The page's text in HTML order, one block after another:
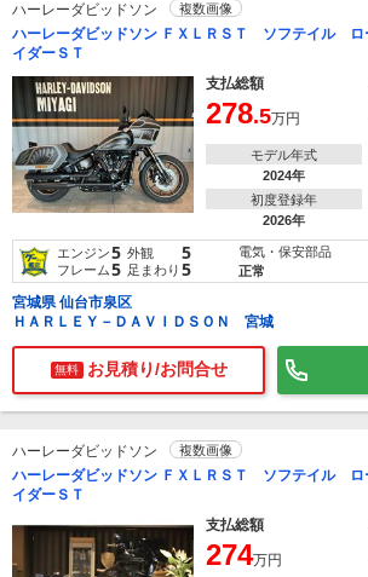
ハーレーダビッドソン 複数画像
ハーレーダビッドソン ＦＸＬＲＳＴ ソフテイル ロ
イダーＳＴ
支払総額
278.5万円
モデル年式
2024年
初度登録年
2026年
エンジン5 外観 5
フレーム5 足まわり 5
電気・保安部品
正常
宮城県 仙台市泉区
ＨＡＲＬＥＹ－ＤＡＶＩＤＳＯＮ 宮城
無料 お見積り/お問合せ
ハーレーダビッドソン 複数画像
ハーレーダビッドソン ＦＸＬＲＳＴ ソフテイル ロ
イダーＳＴ
支払総額
274万円